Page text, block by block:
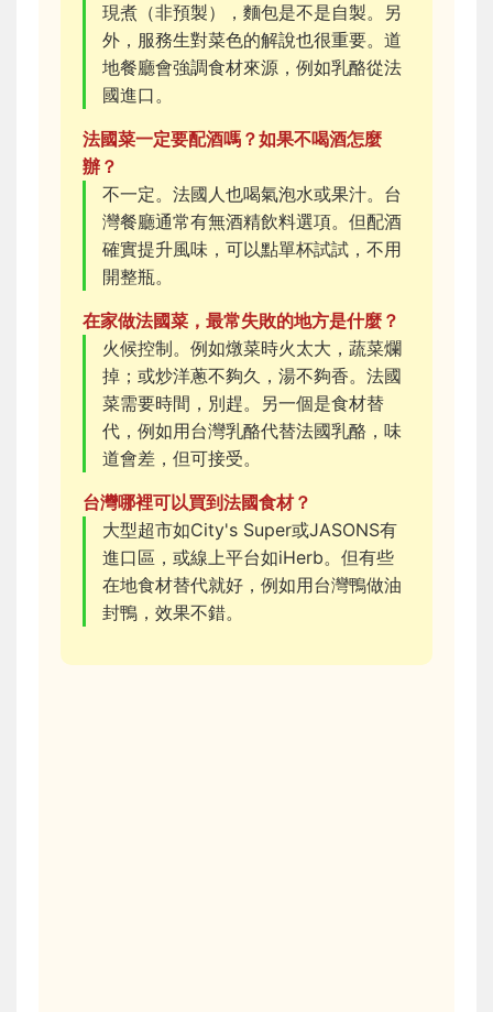
現煮（非預製），麵包是不是自製。另
外，服務生對菜色的解說也很重要。道
地餐廳會強調食材來源，例如乳酪從法
國進口。
法國菜一定要配酒嗎？如果不喝酒怎麼
辦？
不一定。法國人也喝氣泡水或果汁。台
灣餐廳通常有無酒精飲料選項。但配酒
確實提升風味，可以點單杯試試，不用
開整瓶。
在家做法國菜，最常失敗的地方是什麼？
火候控制。例如燉菜時火太大，蔬菜爛
掉；或炒洋蔥不夠久，湯不夠香。法國
菜需要時間，別趕。另一個是食材替
代，例如用台灣乳酪代替法國乳酪，味
道會差，但可接受。
台灣哪裡可以買到法國食材？
大型超市如City's Super或JASONS有
進口區，或線上平台如iHerb。但有些
在地食材替代就好，例如用台灣鴨做油
封鴨，效果不錯。